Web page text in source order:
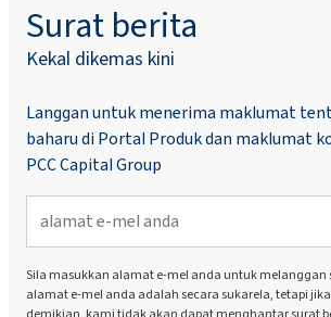
Surat berita
Kekal dikemas kini
Langgan untuk menerima maklumat
baharu di Portal Produk dan maklumat
PCC Capital Group
Sila masukkan alamat e-mel anda untuk melanggan
alamat e-mel anda adalah secara sukarela, tetapi